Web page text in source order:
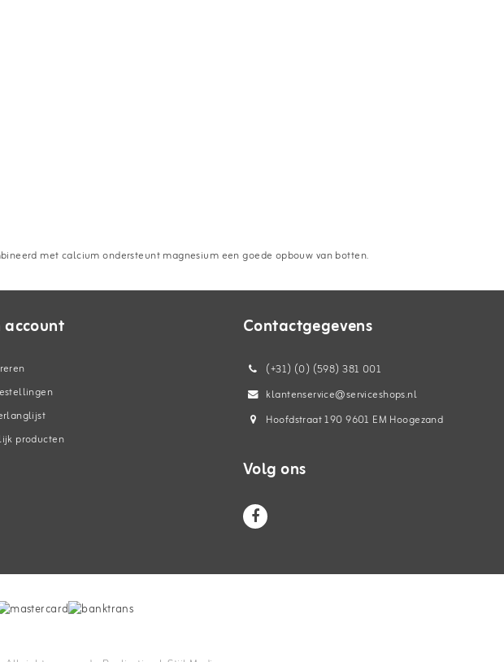
met calcium ondersteunt magnesium een goede opbouw van botten.
account
producten
Contactgegevens
(+31) (0) (598) 381 001
klantenservice@serviceshops.nl
Hoofdstraat 190 9601 EM Hoogezand
Volg ons